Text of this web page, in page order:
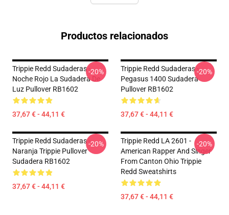
Productos relacionados
Trippie Redd Sudaderas -
Noche Rojo La Sudadera De
Luz Pullover RB1602
37,67 € - 44,11 €
-20%
Trippie Redd Sudaderas -
Pegasus 1400 Sudadera
Pullover RB1602
37,67 € - 44,11 €
-20%
Trippie Redd Sudaderas -
Naranja Trippie Pullover
Sudadera RB1602
37,67 € - 44,11 €
-20%
Trippie Redd LA 2601 -
American Rapper And Singer
From Canton Ohio Trippie
Redd Sweatshirts
37,67 € - 44,11 €
-20%